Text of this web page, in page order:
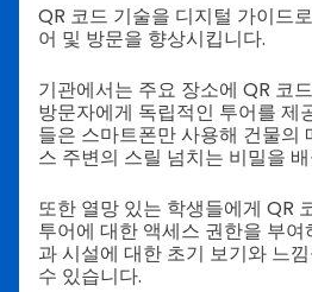
QR 코드 기술을 디지털 가이드
어 및 방문을 향상시킵니다.
기관에서는 주요 장소에 QR 코
방문자에게 독립적인 투어를 제
들은 스마트폰만 사용해 건물의
스 주변의 스릴 넘치는 비밀을
또한 열망 있는 학생들에게 QR
투어에 대한 액세스 권한을 부
과 시설에 대한 초기 보기와 느
수 있습니다.